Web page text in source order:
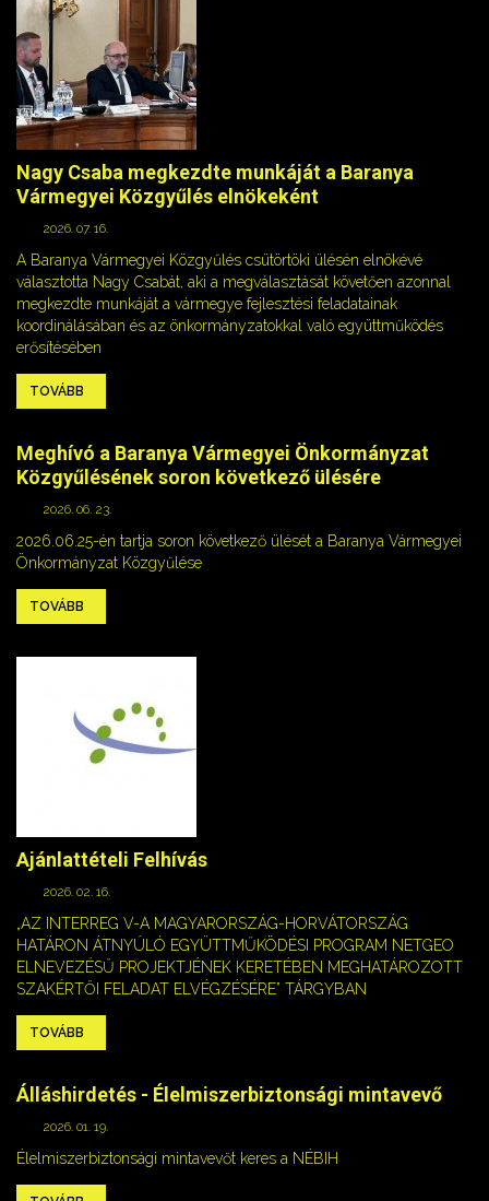
Nagy Csaba megkezdte munkáját a Baranya
Vármegyei Közgyűlés elnökeként
2026. 07. 16.
A Baranya Vármegyei Közgyűlés csütörtöki ülésén elnökévé
választotta Nagy Csabát, aki a megválasztását követően azonnal
megkezdte munkáját a vármegye fejlesztési feladatainak
koordinálásában és az önkormányzatokkal való együttműködés
erősítésében
TOVÁBB
Meghívó a Baranya Vármegyei Önkormányzat
Közgyűlésének soron következő ülésére
2026. 06. 23.
2026.06.25-én tartja soron következő ülését a Baranya Vármegyei
Önkormányzat Közgyűlése
TOVÁBB
Ajánlattételi Felhívás
2026. 02. 16.
„AZ INTERREG V-A MAGYARORSZÁG-HORVÁTORSZÁG
HATÁRON ÁTNYÚLÓ EGYÜTTMŰKÖDÉSI PROGRAM NETGEO
ELNEVEZÉSŰ PROJEKTJÉNEK KERETÉBEN MEGHATÁROZOTT
SZAKÉRTŐI FELADAT ELVÉGZÉSÉRE” TÁRGYBAN
TOVÁBB
Álláshirdetés - Élelmiszerbiztonsági mintavevő
2026. 01. 19.
Élelmiszerbiztonsági mintavevőt keres a NÉBIH